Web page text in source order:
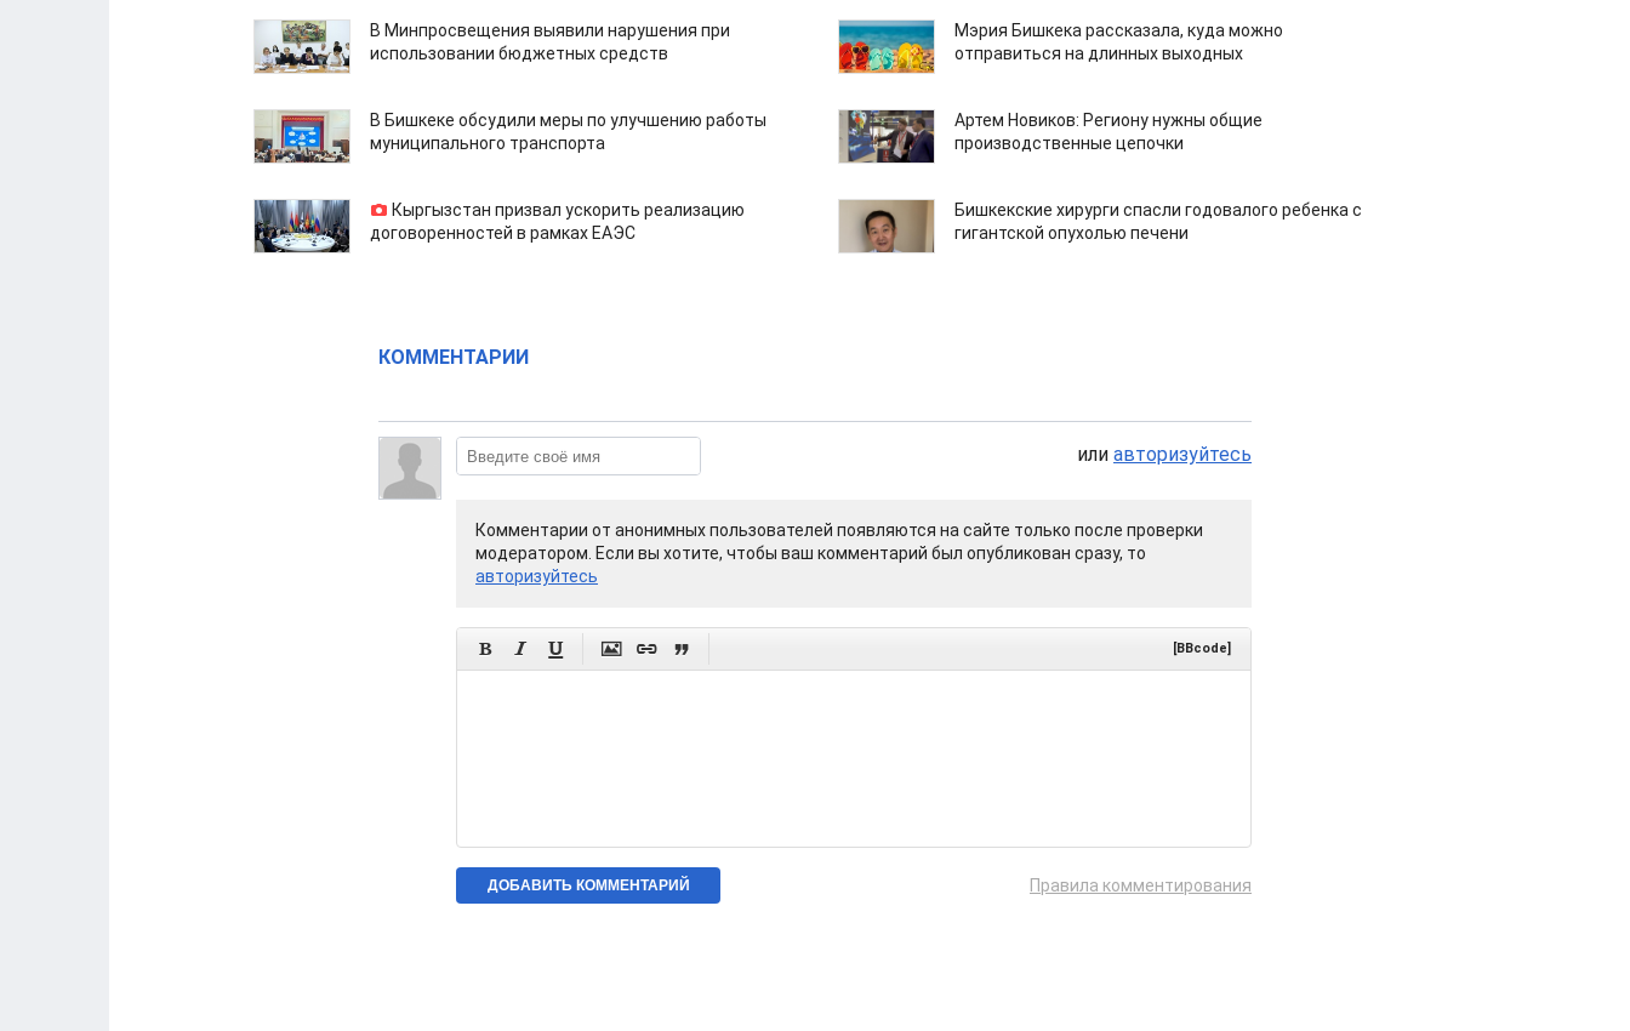
В Минпросвещения выявили нарушения при
использовании бюджетных средств
Мэрия Бишкека рассказала, куда можно
отправиться на длинных выходных
В Бишкеке обсудили меры по улучшению работы
муниципального транспорта
Артем Новиков: Региону нужны общие
производственные цепочки
Кыргызстан призвал ускорить реализацию
договоренностей в рамках ЕАЭС
Бишкекские хирурги спасли годовалого ребенка с
гигантской опухолью печени
КОММЕНТАРИИ
или авторизуйтесь
Комментарии от анонимных пользователей появляются на сайте только после проверки
модератором. Если вы хотите, чтобы ваш комментарий был опубликован сразу, то
авторизуйтесь
      [BBcode]
Правила комментирования